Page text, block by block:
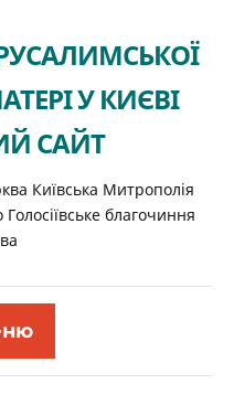
У КИЄВІ
САЙТ
Київська Митрополія
Голосіївське благочиння